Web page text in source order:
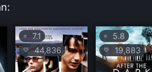
⭐ 7.1
💛 44,836
⭐5.8
💛 19,883